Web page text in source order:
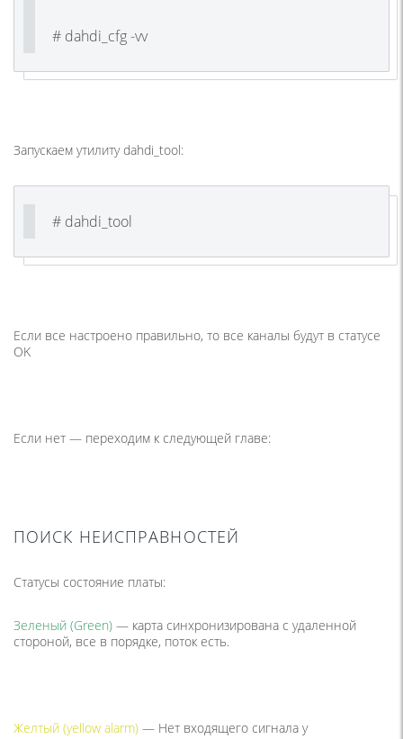
# dahdi_cfg -vv
Запускаем утилиту dahdi_tool:
# dahdi_tool
Если все настроено правильно, то все каналы будут в статусе
OK
Если нет — переходим к следующей главе:
ПОИСК НЕИСПРАВНОСТЕЙ
Статусы состояние платы:
Зеленый (Green) — карта синхронизирована с удаленной
стороной, все в порядке, поток есть.
Желтый (yellow alarm) — Нет входящего сигнала у